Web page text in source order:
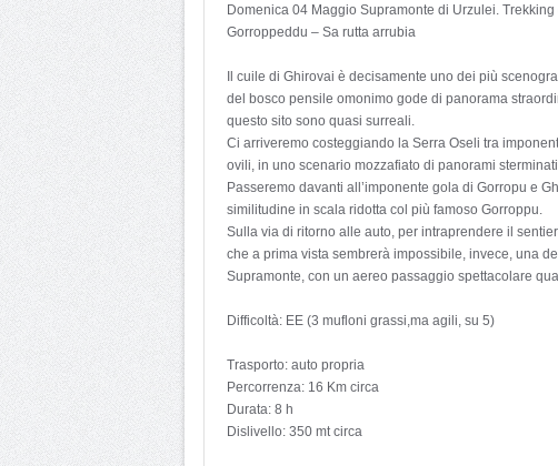
Domenica 04 Maggio Supramonte di Urzulei.
Gorroppeddu – Sa rutta arrubia
Il cuile di Ghirovai è decisamente uno dei più
del bosco pensile omonimo gode di panorama
questo sito sono quasi surreali.
Ci arriveremo costeggiando la Serra Oseli tra
ovili, in uno scenario mozzafiato di panorami
Passeremo davanti all’imponente gola di Gorropu e
similitudine in scala ridotta col più famoso Gorroppu.
Sulla via di ritorno alle auto, per intraprendere il
che a prima vista sembrerà impossibile, invece, una
Supramonte, con un aereo passaggio spettacolare
Difficoltà: EE (3 mufloni grassi,ma agili, su 5)
Trasporto: auto propria
Percorrenza: 16 Km circa
Durata: 8 h
Dislivello: 350 mt circa